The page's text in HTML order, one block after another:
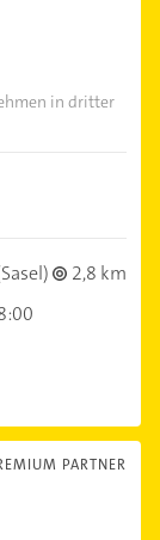
in dritter
2,8 km
PARTNER